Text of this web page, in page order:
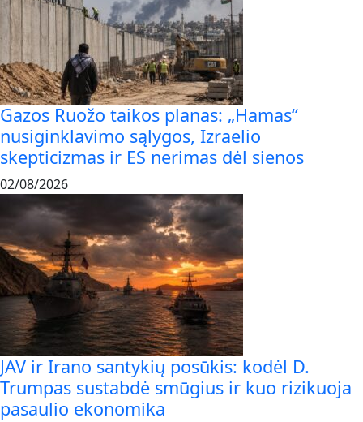
Gazos Ruožo taikos planas: „Hamas“
nusiginklavimo sąlygos, Izraelio
skepticizmas ir ES nerimas dėl sienos
02/08/2026
JAV ir Irano santykių posūkis: kodėl D.
Trumpas sustabdė smūgius ir kuo rizikuoja
pasaulio ekonomika